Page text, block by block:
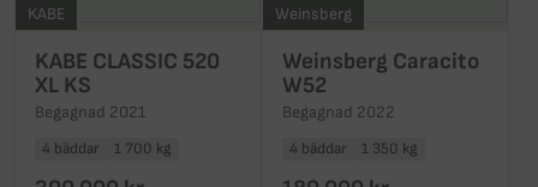
KABE
KABE CLASSIC 520
XL KS
Begagnad 2021
4 bäddar 1 700 kg
Weinsberg
Weinsberg Caracito
W52
Begagnad 2022
4 bäddar 1 350 kg